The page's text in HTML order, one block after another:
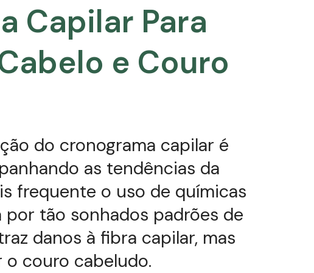
Capilar Para
e Couro
do cronograma capilar é
as tendências da
frequente o uso de químicas
por tão sonhados padrões de
danos à fibra capilar, mas
couro cabeludo.